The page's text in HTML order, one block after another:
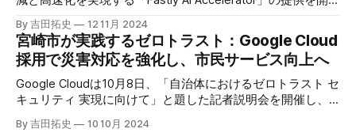
した。キップ・コンプトン最高プロダクト責任者（CPO）
は、類似した質問への応答を再利用し、効率的な処理を可能
にすると説明した。さらに、コンプトンは、エッジコンピュ
ーティングの利点を活かしたパーソナライズや、エッジにお
けるGPUの経済性、セキュリティへの取り組みなど、Fastly
のAI戦略について語った。
By 吉田拓史 12 11月 2024
宮崎市が実践するゼロトラスト：Google Cloud
採用で災害対応を強化し、市民サービス向上へ
Google Cloudは10月8日、「自治体におけるゼロトラスト セ
キュリティ 実現に向けて」と題した記者説明会を開催し、
自治体向けにゼロトラストセキュリティ導入を支援するプロ
グラムを発表した。宮崎市の事例では、Google Workspace
By 吉田拓史 10 10月 2024